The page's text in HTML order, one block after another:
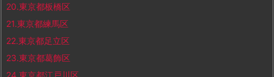
20.東京都板橋区
21.東京都練馬区
22.東京都足立区
23.東京都葛飾区
24.東京都江戸川区